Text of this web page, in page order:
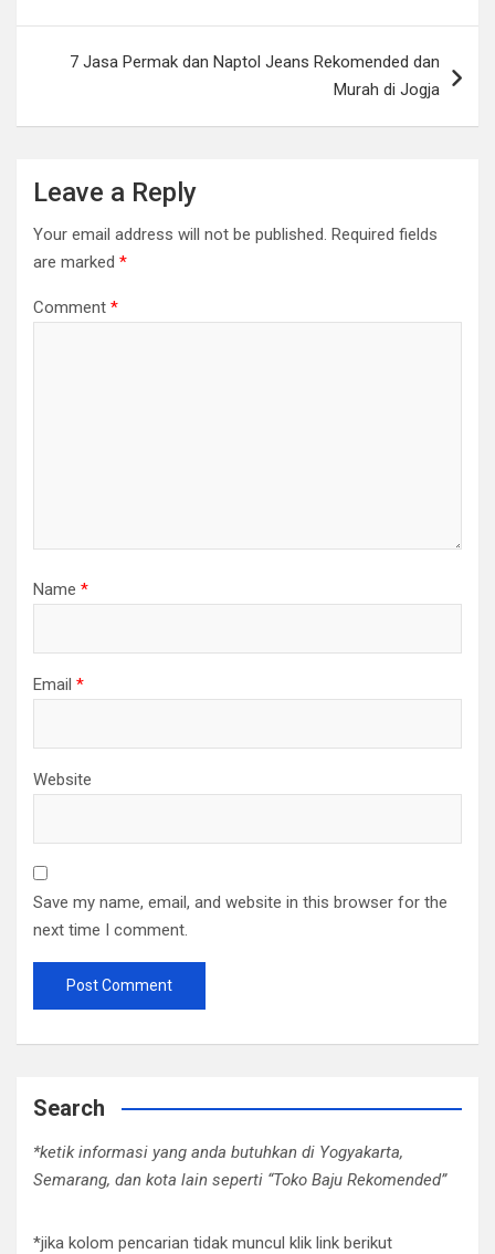
7 Jasa Permak dan Naptol Jeans Rekomended dan
Murah di Jogja
Leave a Reply
Your email address will not be published. Required fields
are marked *
Comment *
Name *
Email *
Website
Save my name, email, and website in this browser for the
next time I comment.
Search
*ketik informasi yang anda butuhkan di Yogyakarta,
Semarang, dan kota lain seperti “Toko Baju Rekomended”
*jika kolom pencarian tidak muncul klik link berikut